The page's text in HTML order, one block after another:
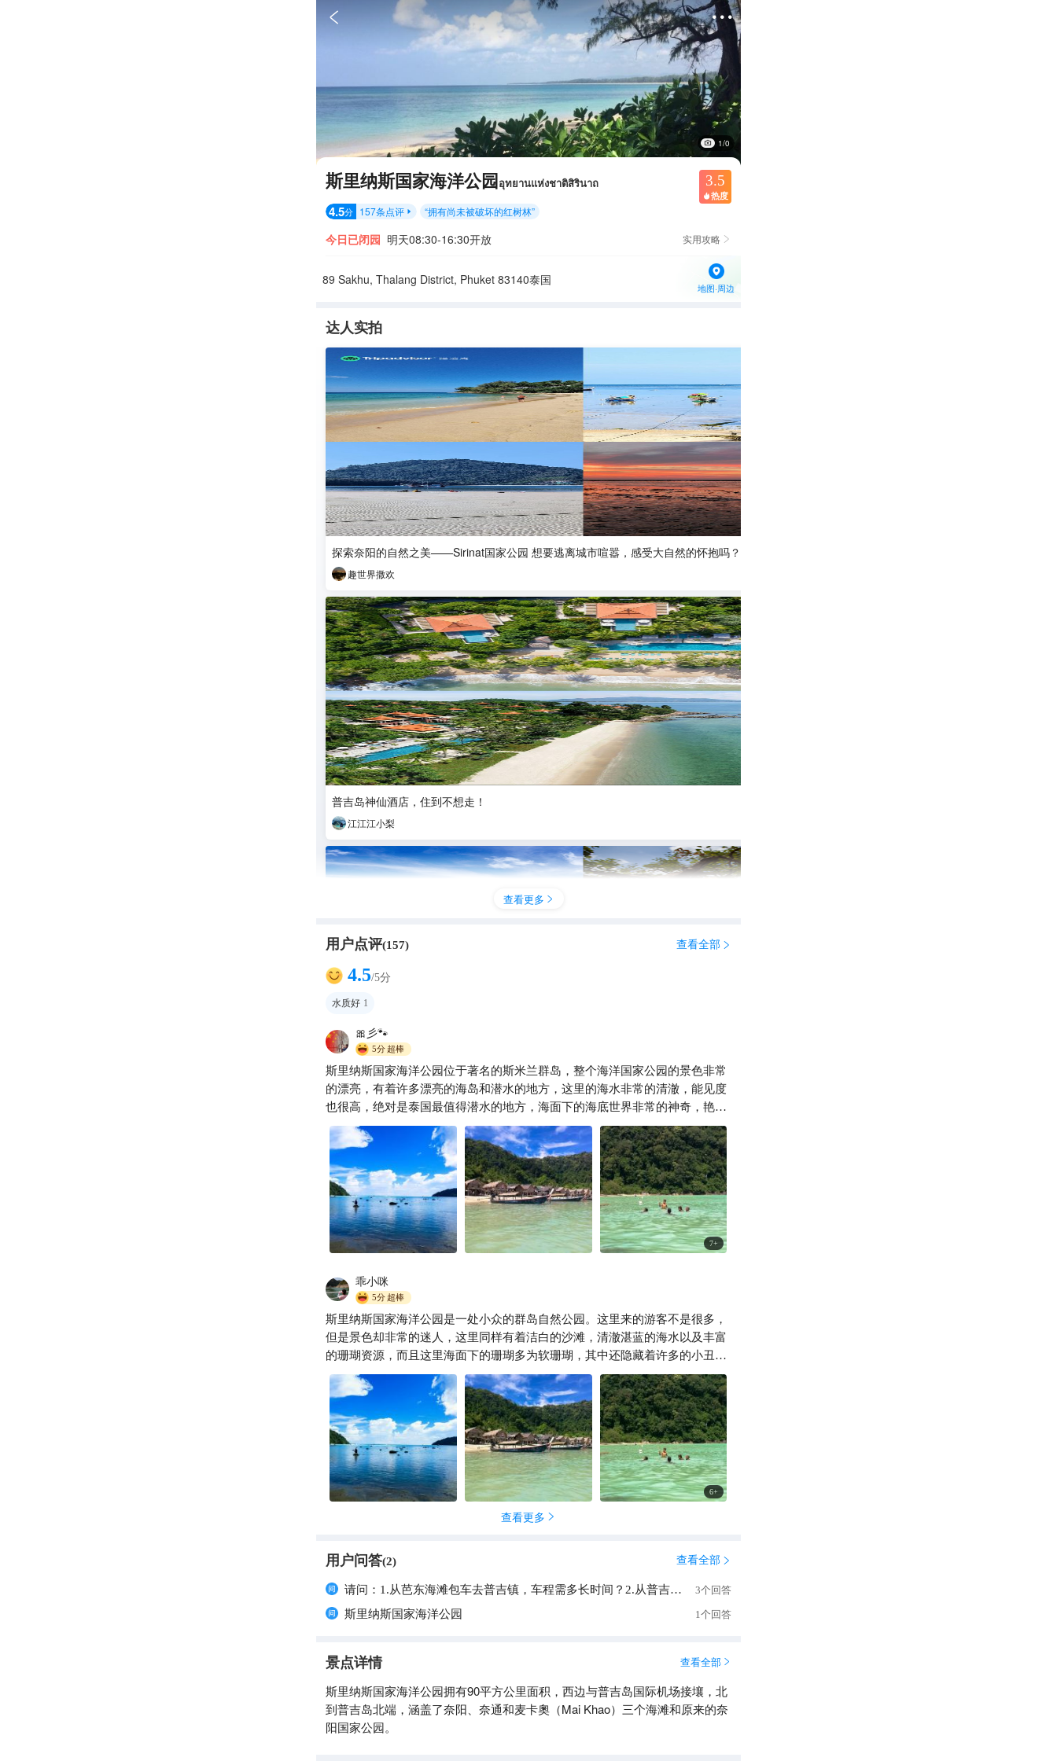
 
1/0
斯里纳斯国家海洋公园อุทยานแห่งชาติสิรินาถ 3.5
 热度
4.5分 157条点评  “拥有尚未被破坏的红树林”
今日已闭园 明天08:30-16:30开放 实用攻略 
89 Sakhu, Thalang District, Phuket 83140泰国
地图·周边
达人实拍
探索奈阳的自然之美——Sirinat国家公园 想要逃离城市喧嚣，感受大自然的怀抱吗？🌿那你一定不能
趣世界撒欢
普吉岛神仙酒店，住到不想走！
江江江小梨
世界双拼色
查看更多 
用户点评(157) 查看全部 
4.5/5分
水质好 1
🎀彡🐾
5分超棒
斯里纳斯国家海洋公园位于著名的斯米兰群岛，整个海洋国家公园的景色非常
的漂亮，有着许多漂亮的海岛和潜水的地方，这里的海水非常的清澈，能见度
也很高，绝对是泰国最值得潜水的地方，海面下的海底世界非常的神奇，艳丽
无比，绝对值得前来游玩一番。
7+
乖小咪
5分超棒
斯里纳斯国家海洋公园是一处小众的群岛自然公园。这里来的游客不是很多，
但是景色却非常的迷人，这里同样有着洁白的沙滩，清澈湛蓝的海水以及丰富
的珊瑚资源，而且这里海面下的珊瑚多为软珊瑚，其中还隐藏着许多的小丑
鱼，深潜更容易领略海底美丽的风光。
6+
查看更多 
用户问答(2) 查看全部 
请问：1.从芭东海滩包车去普吉镇，车程需多长时间？2.从普吉镇包车去斯里纳斯国家海洋公园车程需多长时间? 3个回答
斯里纳斯国家海洋公园 1个回答
景点详情 查看全部 
斯里纳斯国家海洋公园拥有90平方公里面积，西边与普吉岛国际机场接壤，北
到普吉岛北端，涵盖了奈阳、奈通和麦卡奧（Mai Khao）三个海滩和原来的奈
阳国家公园。